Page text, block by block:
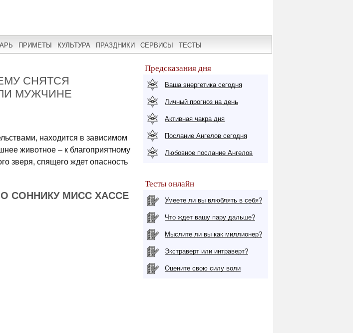
ПРИМЕТЫ КУЛЬТУРА ПРАЗДНИКИ СЕРВИСЫ ТЕСТЫ
СНЯТСЯ
МУЖЧИНЕ
находится в зависимом
животное – к благоприятному
зверя, спящего ждет опасность
СОННИКУ МИСС ХАССЕ
Предсказания дня
Ваша энергетика сегодня
Личный прогноз на день
Активная чакра дня
Послание Ангелов сегодня
Любовное послание Ангелов
Тесты онлайн
Умеете ли вы влюблять в себя?
Что ждет вашу пару дальше?
Мыслите ли вы как миллионер?
Экстраверт или интраверт?
Оцените свою силу воли